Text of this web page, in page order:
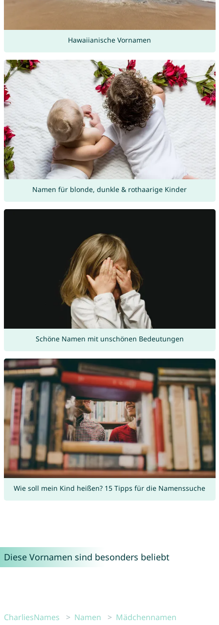
Hawaiianische Vornamen
Namen für blonde, dunkle & rothaarige Kinder
Schöne Namen mit unschönen Bedeutungen
Wie soll mein Kind heißen? 15 Tipps für die Namenssuche
Diese Vornamen sind besonders beliebt
CharliesNames Namen
Mädchennamen